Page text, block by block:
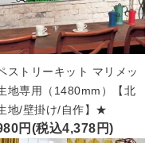
ストリーキット マリメッ
地専用（1480mm）【北
地/壁掛け/自作】★
円(税込4,378円)